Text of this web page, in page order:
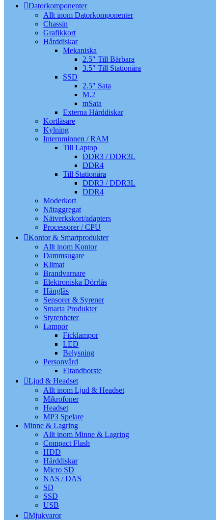
Datorkomponenter
Allt inom Datorkomponenter
Chassin
Grafikkort
Hårddiskar
Mekaniska
2.5″ Till Bärbara
3.5″ Till Stationära
SSD
2.5″ Sata
M.2
mSata
Externa Hårddiskar
Kortläsare
Kylning
Internminnen / RAM
Till Laptop
DDR3 / DDR3L
DDR4
Till Stationära
DDR3 / DDR3L
DDR4
Moderkort
Nätaggregat
Nätverkskort/adapters
Processorer / CPU
Kontor & Smartprodukter
Allt inom Kontor
Dammsugare
Klimat
Brandvarnare
Elektroniska Dörrlås
Hänglås
Sensorer & Syrener
Smarta Produkter
Styrenheter
Lampor
Ficklampor
LED
Belysning
Personvård
Eltandborste
Ljud & Headset
Allt inom Ljud & Headset
Mikrofoner
Headset
MP3 Spelare
Minne & Lagring
Allt inom Minne & Lagring
Compact Flash
HDD
Hårddiskar
Micro SD
NAS / DAS
SD
SSD
USB
Mjukvaror